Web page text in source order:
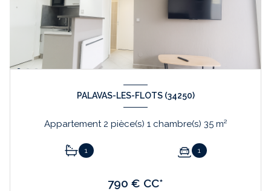
PALAVAS-LES-FLOTS (34250)
Appartement 2 pièce(s) 1 chambre(s) 35 m²
1 1
790 € CC*